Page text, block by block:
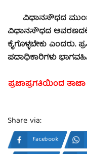
ವಿಧಾನಸೌಧದ
ವಿಧಾನಸೌಧದ
ಕೈಗೊಳ್ಳಬೇಕು
ಪದಾಧಿಕಾರಿಗಳು
ಪ್ರಜಾಪ್ರಗತಿಯಿಂದ ತಾಜಾ
Share via:
Facebook